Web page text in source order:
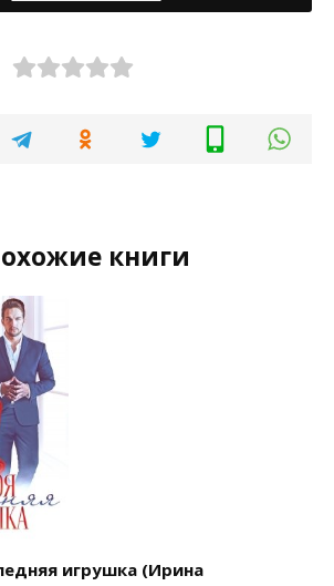
книги
игрушка (Ирина